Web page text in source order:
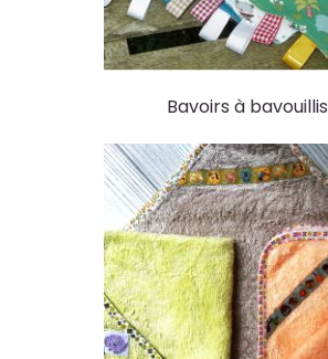
Bavoirs à bavouillis